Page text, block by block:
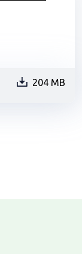
204 MB